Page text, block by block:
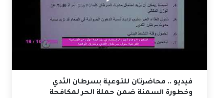
فيديو .. محاضرتان للتوعية بسرطان الثدي
وخطورة السمنة ضمن حملة الحر لمكافحة